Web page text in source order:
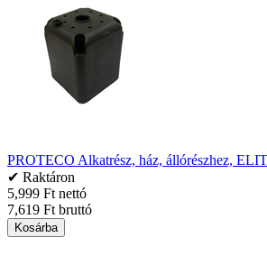
PROTECO Alkatrész, ház, állórészhez,
✔ Raktáron
5,999 Ft nettó
7,619 Ft bruttó
Kosárba